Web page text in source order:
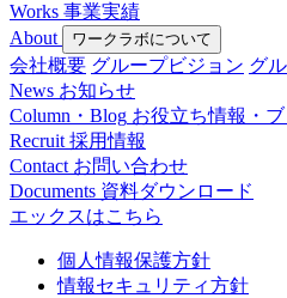
Works 事業実績
About
ワークラボについて
会社概要 グループビジョン グ
News お知らせ
Column・Blog お役立ち情報・
Recruit 採用情報
Contact お問い合わせ
Documents 資料ダウンロード
エックスはこちら
個人情報保護方針
情報セキュリティ方針